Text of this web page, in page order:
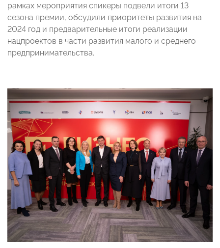
рамках мероприятия спикеры подвели итоги 13
сезона премии, обсудили приоритеты развития на
2024 год и предварительные итоги реализации
нацпроектов в части развития малого и среднего
предпринимательства.